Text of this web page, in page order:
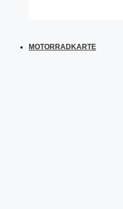
MOTORRADKARTE